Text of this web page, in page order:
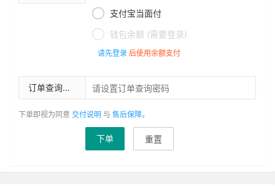
 支付宝当面付
 钱包余额 (需要登录)
请先登录 后使用余额支付
订单查询密码
下单即视为同意 交付说明 与 售后保障。
下单 重置